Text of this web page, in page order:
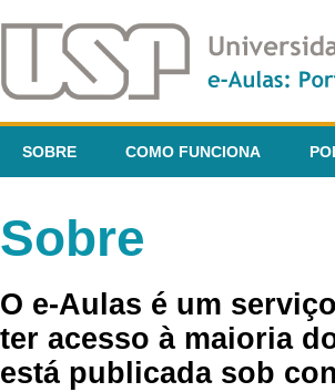
SOBRE COMO FUNCIONA
Sobre
O e-Aulas é um
ter acesso à maioria
está publicada sob